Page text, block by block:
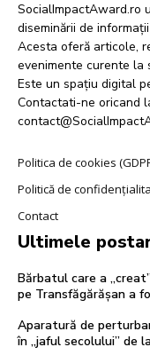
SocialImpactAward.ro
diseminării de
Acesta oferă articole,
evenimente curente la
Este un spațiu digital
Contactati-ne oricand
Politica de cookies
Politică de
Contact
Ultimele
Bărbatul care a
pe Transfăgărășan a
Aparatură de
în „jaful secolului” de